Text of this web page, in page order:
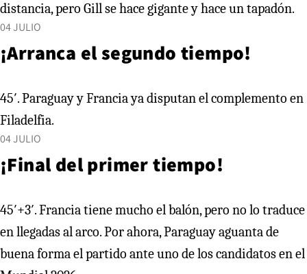
distancia, pero Gill se hace gigante y hace un tapadón.
04 JULIO
¡Arranca el segundo tiempo!
45′. Paraguay y Francia ya disputan el complemento en
Filadelfia.
04 JULIO
¡Final del primer tiempo!
45′+3′. Francia tiene mucho el balón, pero no lo traduce
en llegadas al arco. Por ahora, Paraguay aguanta de
buena forma el partido ante uno de los candidatos en el